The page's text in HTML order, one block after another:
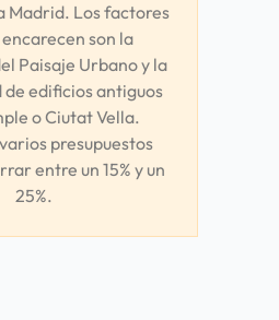
Madrid. Los factores
son la
Paisaje Urbano y la
edificios antiguos
o Ciutat Vella.
presupuestos
entre un 15% y un
25%.